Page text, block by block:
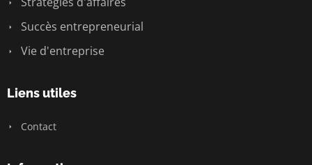
Succès entrepreneurial
Vie d'entreprise
Liens utiles
Contact